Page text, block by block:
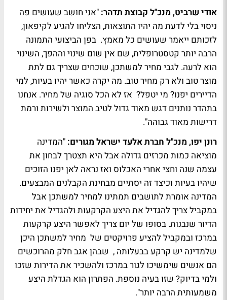
אודי שרביט, מנכ"ל קבוצת תדהר: "אני חושב שעושים פה
ניסוי בלי לדעת מה יהיו התוצאות, הצליחו להגיע לקיפאון,
לזכותם ייאמר שעושים כל מאמץ. בפן הביצועי התמונה
הרבה יותר קטסטרופלית, שם אין שום שינוי וההפך, השינוי
הוא לרעה. לגבי מחיר למשתכן, שוכחים שצריך גם לתת
מוצר טוב ולא רק מחיר טוב. מה יקרה כאשר יהיו בעיות, למי
הדיירים יפנו? מי יטפל? אז לא הכל סוגיה של מחיר. אנחנו
בתהדר נותנים דגש מאוד גדול לטיב המוצר ולשירות ורמת
דרישות מאוד גבוהה".
רונן יפו, מנכ"ל חברת אלעד ישראל מגורים: "המדינה
מוציאה כמות מכרזים גדולה אבל היא תצטרך לבחון את
עצמה שנה וחצי אחרי האכלוס ואז נראה לאן יפנו הזוכים
שיהיו בעיות וכיצד זה יסתיים מבחינת הקבלנים המבצעים.
המדינה אומרת לתושבים תמתינו למחיר למשתכן אבל
במקביל צריך להגדיל את היצע הקרקעות ולהגדיל את יחידות
הדיור שנבנות. בסופו של יום צריך לאפשר היצע קרקעות
במרכז ובמקביל להציע פרויקטים של מחיר למשתכן היכן
שלמדינה יש קרקע בבעלותה , שבהן אגב חלק מהרוכשים
הם אנשים שימשיכו לגור במרכז ולהשכיר את הדירות שזכו
ולמי בדיוק? שזו בעיה נוספת. הפתרון הוא הגדלת היצע
משמעותית הרבה יותר".